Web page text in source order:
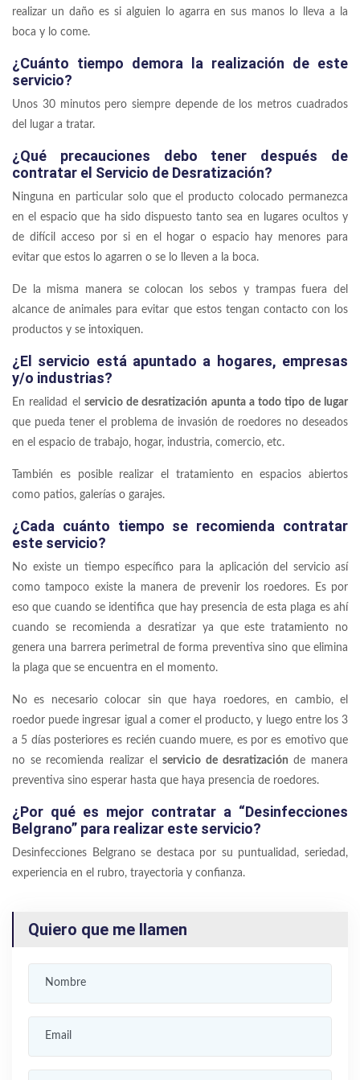
realizar un daño es si alguien lo agarra en sus manos lo lleva a la
boca y lo come.
¿Cuánto tiempo demora la realización de este
servicio?
Unos 30 minutos pero siempre depende de los metros cuadrados
del lugar a tratar.
¿Qué precauciones debo tener después de
contratar el Servicio de Desratización?
Ninguna en particular solo que el producto colocado permanezca
en el espacio que ha sido dispuesto tanto sea en lugares ocultos y
de difícil acceso por si en el hogar o espacio hay menores para
evitar que estos lo agarren o se lo lleven a la boca.
De la misma manera se colocan los sebos y trampas fuera del
alcance de animales para evitar que estos tengan contacto con los
productos y se intoxiquen.
¿El servicio está apuntado a hogares, empresas
y/o industrias?
En realidad el servicio de desratización apunta a todo tipo de lugar
que pueda tener el problema de invasión de roedores no deseados
en el espacio de trabajo, hogar, industria, comercio, etc.
También es posible realizar el tratamiento en espacios abiertos
como patios, galerías o garajes.
¿Cada cuánto tiempo se recomienda contratar
este servicio?
No existe un tiempo específico para la aplicación del servicio así
como tampoco existe la manera de prevenir los roedores. Es por
eso que cuando se identifica que hay presencia de esta plaga es ahí
cuando se recomienda a desratizar ya que este tratamiento no
genera una barrera perimetral de forma preventiva sino que elimina
la plaga que se encuentra en el momento.
No es necesario colocar sin que haya roedores, en cambio, el
roedor puede ingresar igual a comer el producto, y luego entre los 3
a 5 días posteriores es recién cuando muere, es por es emotivo que
no se recomienda realizar elservicio de desratización de manera
preventiva sino esperar hasta que haya presencia de roedores.
¿Por qué es mejor contratar a “Desinfecciones
Belgrano” para realizar este servicio?
Desinfecciones Belgrano se destaca por su puntualidad, seriedad,
experiencia en el rubro, trayectoria y confianza.
Quiero que me llamen